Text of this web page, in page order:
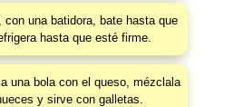
con una batidora, bate hasta que
hasta que esté firme.
una bola con el queso, mézclala
y sirve con galletas.